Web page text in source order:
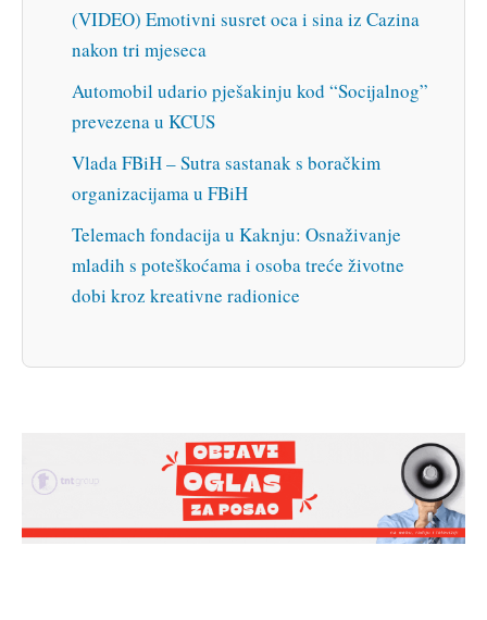
(VIDEO) Emotivni susret oca i sina iz Cazina
nakon tri mjeseca
Automobil udario pješakinju kod “Socijalnog”
prevezena u KCUS
Vlada FBiH – Sutra sastanak s boračkim
organizacijama u FBiH
Telemach fondacija u Kaknju: Osnaživanje
mladih s poteškoćama i osoba treće životne
dobi kroz kreativne radionice